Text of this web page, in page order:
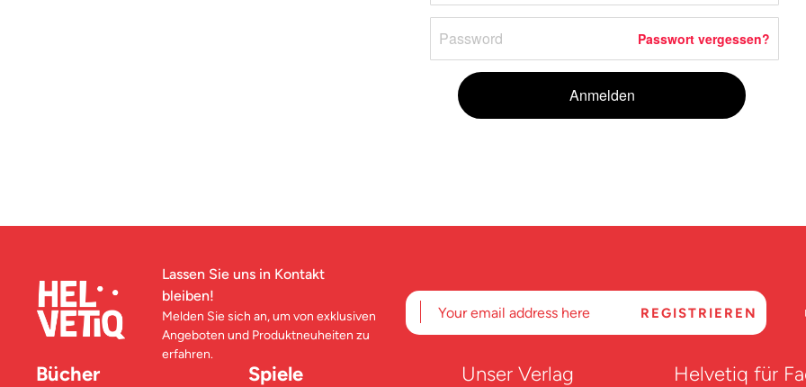
Passwort vergessen?
Anmelden
Lassen Sie uns in Kontakt
bleiben!
Melden Sie sich an, um von exklusiven
Angeboten und Produktneuheiten zu
erfahren.
Bücher Spiele Unser Verlag Helvetiq für